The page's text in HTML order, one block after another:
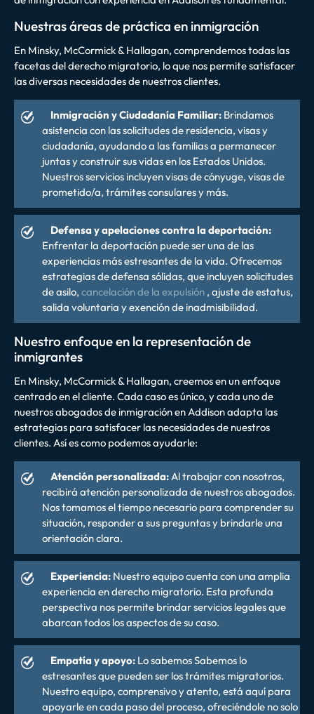
Nuestras áreas de práctica en inmigración
En Minsky, McCormick & Hallagan, comprendemos todas las
facetas del derecho migratorio, lo que nos permite satisfacer
las diversas necesidades de nuestros clientes.
Inmigración y Ciudadanía Familiar: Brindamos
asistencia con las solicitudes de residencia, visas y
ciudadanía, ayudando a las familias a permanecer
juntas y construir sus vidas en los Estados Unidos.
Nuestros servicios incluyen visas de cónyuge, visas de
prometido/a, trámites consulares y más.
Defensa y apelaciones contra la deportación:
Enfrentar la deportación puede ser una de las
experiencias más estresantes de la vida. Ofrecemos
estrategias de defensa sólidas, que incluyen solicitudes
de asilo, cancelación de la expulsión , ajuste de estatus,
salida voluntaria y exención de inadmisibilidad.
Nuestro enfoque en la representación de
inmigrantes
En Minsky, McCormick & Hallagan, creemos en un enfoque
centrado en el cliente. Cada caso es único, y cada uno de
nuestros abogados de inmigración en Addison adapta las
estrategias para satisfacer las necesidades de nuestros
clientes. Así es como podemos ayudarle:
Atención personalizada: Al trabajar con nosotros,
recibirá atención personalizada de nuestros abogados.
Nos tomamos el tiempo necesario para comprender su
situación, responder a sus preguntas y brindarle una
orientación clara.
Experiencia: Nuestro equipo cuenta con una amplia
experiencia en derecho migratorio. Esta profunda
perspectiva nos permite brindar servicios legales que
abarcan todos los aspectos de su caso.
Empatía y apoyo: Lo sabemosSabemos lo
estresantes que pueden ser los trámites migratorios.
Nuestro equipo, comprensivo y atento, está aquí para
apoyarle en cada paso del proceso, ofreciéndole no solo